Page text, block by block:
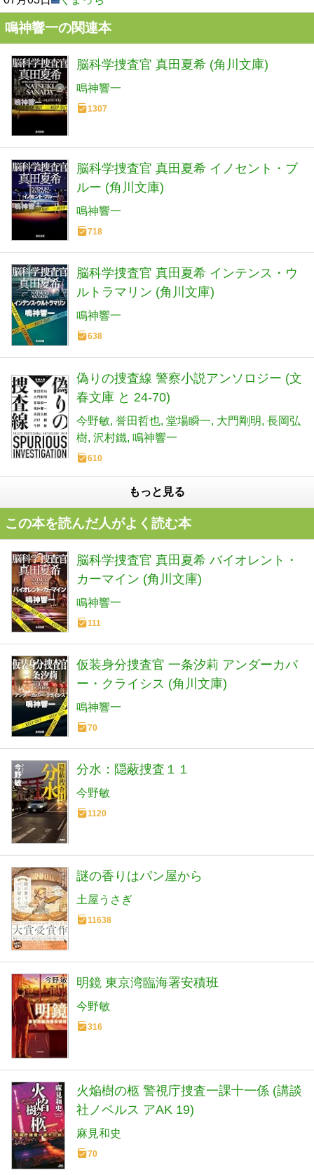
鳴神響一の関連本
脳科学捜査官 真田夏希 (角川文庫)
鳴神響一
1307
脳科学捜査官 真田夏希 イノセント・ブ
ルー (角川文庫)
鳴神響一
718
脳科学捜査官 真田夏希 インテンス・ウ
ルトラマリン (角川文庫)
鳴神響一
638
偽りの捜査線 警察小説アンソロジー (文
春文庫 と 24-70)
今野敏 誉田哲也 堂場瞬一 大門剛明 長岡弘
樹 沢村鐵 鳴神響一
610
もっと見る
この本を読んだ人がよく読む本
脳科学捜査官 真田夏希 バイオレント・
カーマイン (角川文庫)
鳴神響一
111
仮装身分捜査官 一条汐莉 アンダーカバ
ー・クライシス (角川文庫)
鳴神響一
70
分水：隠蔽捜査１１
今野敏
1120
謎の香りはパン屋から
土屋うさぎ
11638
明鏡 東京湾臨海署安積班
今野敏
316
火焔樹の柩 警視庁捜査一課十一係 (講談
社ノベルス アAK 19)
麻見和史
70